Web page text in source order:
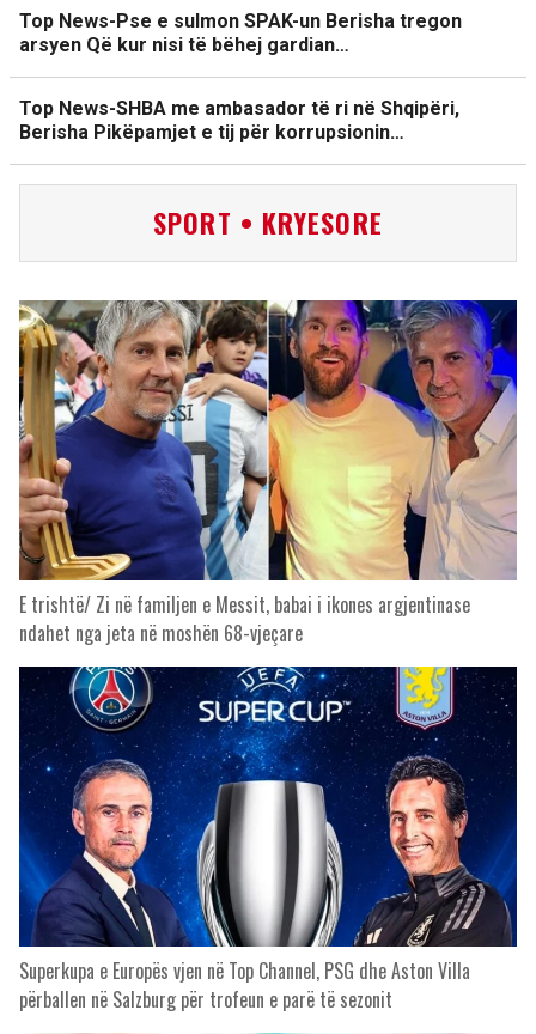
Top News-Pse e sulmon SPAK-un Berisha tregon
arsyen Që kur nisi të bëhej gardian…
Top News-SHBA me ambasador të ri në Shqipëri,
Berisha Pikëpamjet e tij për korrupsionin…
SPORT • KRYESORE
E trishtë/ Zi në familjen e Messit, babai i ikones argjentinase
ndahet nga jeta në moshën 68-vjeçare
Superkupa e Europës vjen në Top Channel, PSG dhe Aston Villa
përballen në Salzburg për trofeun e parë të sezonit